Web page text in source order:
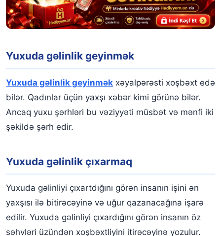
Yuxuda gəlinlik geyinmək
Yuxuda gəlinlik geyinmək xəyalpərəsti xoşbəxt edə
bilər. Qadınlar üçün yaxşı xəbər kimi görünə bilər.
Ancaq yuxu şərhləri bu vəziyyəti müsbət və mənfi iki
şəkildə şərh edir.
Yuxuda gəlinlik çıxarmaq
Yuxuda gəlinliyi çıxartdığını görən insanın işini ən
yaxşısı ilə bitirəcəyinə və uğur qazanacağına işarə
edilir. Yuxuda gəlinliyi çıxardığını görən insanın öz
səhvləri üzündən xoşbəxtliyini itirəcəyinə yozulur.